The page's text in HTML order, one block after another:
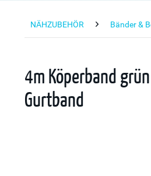
NÄHZUBEHÖR Bänder &
4m Köperband
Gurtband